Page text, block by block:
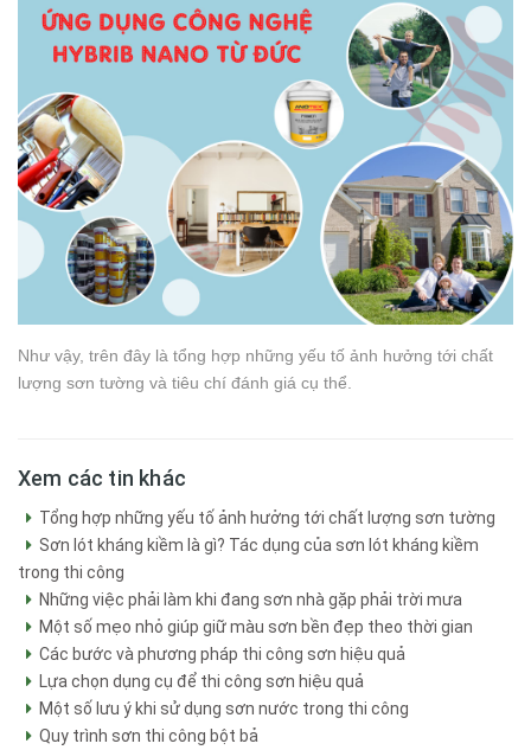
Như vậy, trên đây là tổng hợp những yếu tố ảnh hưởng tới chất
lượng sơn tường và tiêu chí đánh giá cụ thể.
Xem các tin khác
Tổng hợp những yếu tố ảnh hưởng tới chất lượng sơn tường
Sơn lót kháng kiềm là gì? Tác dụng của sơn lót kháng kiềm
trong thi công
Những việc phải làm khi đang sơn nhà gặp phải trời mưa
Một số mẹo nhỏ giúp giữ màu sơn bền đẹp theo thời gian
Các bước và phương pháp thi công sơn hiệu quả
Lựa chọn dụng cụ để thi công sơn hiệu quả
Một số lưu ý khi sử dụng sơn nước trong thi công
Quy trình sơn thi công bột bả